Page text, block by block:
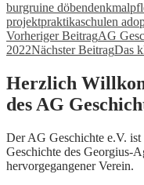
burgruine döben
projektpraktikaschulen
Vorheriger BeitragAG
2022Nächster BeitragDas
Herzlich
des AG
Der AG Geschichte e.V.
Geschichte des Georgius-
hervorgegangener Verein.